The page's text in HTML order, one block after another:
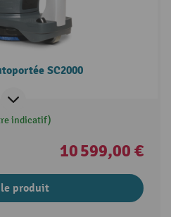
SC2000
indicatif)
10 599,00 €
le produit